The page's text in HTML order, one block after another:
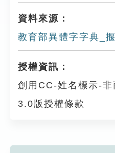
資料來源：
教育部異體字字典_揠
授權資訊：
創用CC-姓名標示-
3.0版授權條款